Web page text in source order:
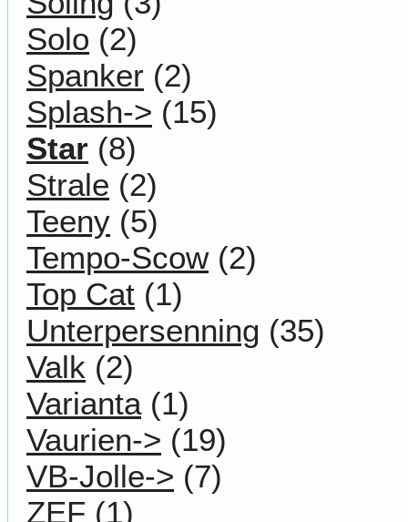
Solo (2)
Spanker (2)
Splash-> (15)
Star (8)
Strale (2)
Teeny (5)
Tempo-Scow(2)
Top Cat (1)
Unterpersenning (35)
Valk (2)
Varianta (1)
Vaurien-> (19)
VB-Jolle-> (7)
ZEF (1)